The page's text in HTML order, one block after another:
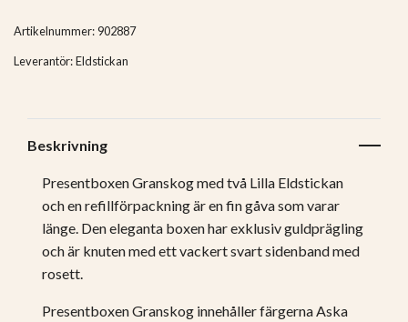
Artikelnummer:902887
Leverantör:Eldstickan
Beskrivning
Presentboxen Granskog med två Lilla Eldstickan
och en refillförpackning är en fin gåva som varar
länge. Den eleganta boxen har exklusiv guldprägling
och är knuten med ett vackert svart sidenband med
rosett.
Presentboxen Granskog innehåller färgerna Aska